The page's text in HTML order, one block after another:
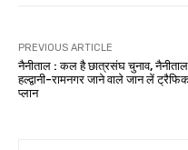
PREVIOUS ARTICLE
नैनीताल : कल है छात्रसंघ चुनाव,
हल्द्वानी-रामनगर जाने वाले जान लें
प्लान